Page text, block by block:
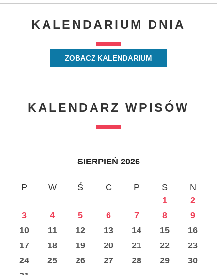
KALENDARIUM DNIA
ZOBACZ KALENDARIUM
KALENDARZ WPISÓW
SIERPIEŃ 2026
P W Ś C P S
N
1
2
3
4 5 6 7 8
9
10
11 12 13 14 15
16
17
18 19 20 21 22
23
24
25 26 27 28 29
30